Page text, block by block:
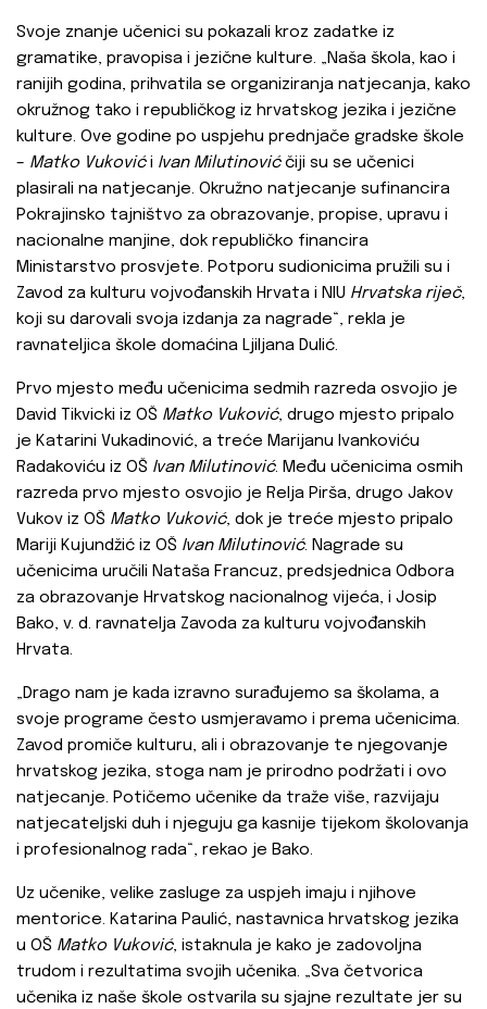
Svoje znanje učenici su pokazali kroz zadatke iz
gramatike, pravopisa i jezične kulture. „Naša škola, kao i
ranijih godina, prihvatila se organiziranja natjecanja, kako
okružnog tako i republičkog iz hrvatskog jezika i jezične
kulture. Ove godine po uspjehu prednjače gradske škole
– Matko Vukovići Ivan Milutinovićčiji su se učenici
plasirali na natjecanje. Okružno natjecanje sufinancira
Pokrajinsko tajništvo za obrazovanje, propise, upravu i
nacionalne manjine, dok republičko financira
Ministarstvo prosvjete. Potporu sudionicima pružili su i
Zavod za kulturu vojvođanskih Hrvata i NIU Hrvatska riječ,
koji su darovali svoja izdanja za nagrade“, rekla je
ravnateljica škole domaćina Ljiljana Dulić.
Prvo mjesto među učenicima sedmih razreda osvojio je
David Tikvicki iz OŠ Matko Vuković, drugo mjesto pripalo
je Katarini Vukadinović, a treće Marijanu Ivankoviću
Radakoviću iz OŠ Ivan Milutinović. Među učenicima osmih
razreda prvo mjesto osvojio je Relja Pirša, drugo Jakov
Vukov iz OŠ Matko Vuković, dok je treće mjesto pripalo
Mariji Kujundžić iz OŠ Ivan Milutinović. Nagrade su
učenicima uručili Nataša Francuz, predsjednica Odbora
za obrazovanje Hrvatskog nacionalnog vijeća, i Josip
Bako, v. d. ravnatelja Zavoda za kulturu vojvođanskih
Hrvata.
„Drago nam je kada izravno surađujemo sa školama, a
svoje programe često usmjeravamo i prema učenicima.
Zavod promiče kulturu, ali i obrazovanje te njegovanje
hrvatskog jezika, stoga nam je prirodno podržati i ovo
natjecanje. Potičemo učenike da traže više, razvijaju
natjecateljski duh i njeguju ga kasnije tijekom školovanja
i profesionalnog rada“, rekao je Bako.
Uz učenike, velike zasluge za uspjeh imaju i njihove
mentorice. Katarina Paulić, nastavnica hrvatskog jezika
u OŠ Matko Vuković, istaknula je kako je zadovoljna
trudom i rezultatima svojih učenika. „Sva četvorica
učenika iz naše škole ostvarila su sjajne rezultate jer su